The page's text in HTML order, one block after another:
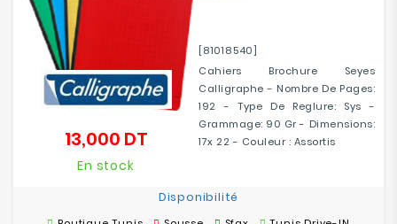
[81018540]
Cahiers Brochure Seyes
Calligraphe - Nombre De Pages:
192 - Type De Reglure: Sys -
Grammage: 90 Gr - Dimensions:
17x 22 - Couleur : Assortis
13,000 DTPrix
En stock
Disponibilité